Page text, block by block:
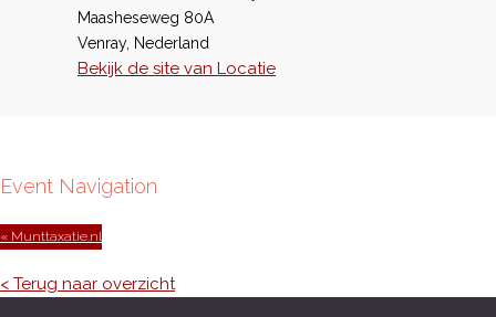
Maasheseweg 80A
Venray, Nederland
Bekijk de site van Locatie
Event Navigation
« Munttaxatie.nl
< Terug naar overzicht